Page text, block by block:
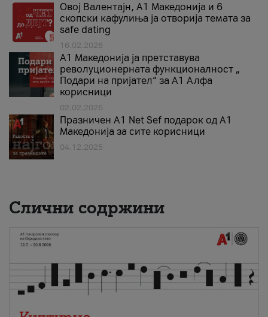
Овој Валентајн, A1 Македонија и 6
скопски кафулиња ја отворија темата за
safe dating
16.02.2026
А1 Македонија ја претставува
револуционерната функционалност „
Подари на пријател“ за А1 Алфа
корисници
02.02.2026
Празничен A1 Net Sеf подарок од А1
Македонија за сите корисници
04.12.2025
Слични содржини